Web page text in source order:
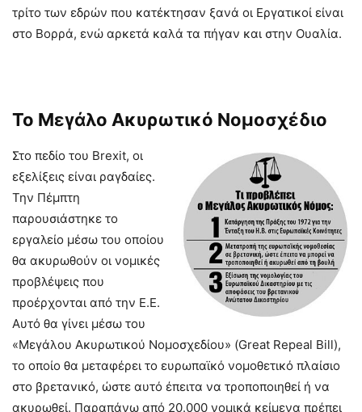
τρίτο των εδρών που κατέκτησαν ξανά οι Εργατικοί είναι
στο Βορρά, ενώ αρκετά καλά τα πήγαν και στην Ουαλία.
Το Μεγάλο Ακυρωτικό Νομοσχέδιο
Στο πεδίο του Brexit, οι
εξελίξεις είναι ραγδαίες.
Την Πέμπτη
παρουσιάστηκε το
εργαλείο μέσω του οποίου
θα ακυρωθούν οι νομικές
προβλέψεις που
προέρχονται από την Ε.Ε.
Αυτό θα γίνει μέσω του
«Μεγάλου Ακυρωτικού Νομοσχεδίου» (Great Repeal Bill),
το οποίο θα μεταφέρει το ευρωπαϊκό νομοθετικό πλαίσιο
στο βρετανικό, ώστε αυτό έπειτα να τροποποιηθεί ή να
ακυρωθεί. Παραπάνω από 20.000 νομικά κείμενα πρέπει